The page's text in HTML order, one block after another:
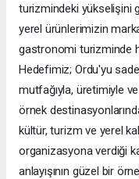
turizmindeki yükselişini
yerel ürünlerimizin
gastronomi turizminde
Hedefimiz; Ordu'yu
mutfağıyla, üretimiyle
örnek
kültür, turizm ve yerel
organizasyona verdiği
anlayışının güzel bir